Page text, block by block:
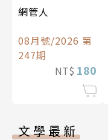
網管人
08月號/2026 第
247期
NT$ 180
文學最新